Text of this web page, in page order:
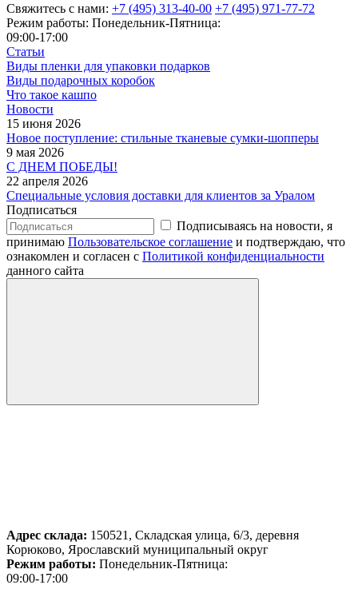
Свяжитесь с нами: +7 (495) 313-40-00 +7 (495) 971-77-72
Режим работы: Понедельник-Пятница:
09:00-17:00
Статьи
Виды пленки для упаковки подарков
Виды подарочных коробок
Что такое кашпо
Новости
15 июня 2026
Новое поступление: стильные тканевые сумки-шопперы
9 мая 2026
С ДНЕМ ПОБЕДЫ!
22 апреля 2026
Специальные условия доставки для клиентов за Уралом
Подписаться
Подписываясь на новости, я
принимаю Пользовательское соглашение и подтверждаю, что
ознакомлен и согласен с Политикой конфиденциальности
данного сайта
Адрес склада: 150521, Складская улица, 6/3, деревня
Корюково, Ярославский муниципальный округ
Режим работы: Понедельник-Пятница:
09:00-17:00